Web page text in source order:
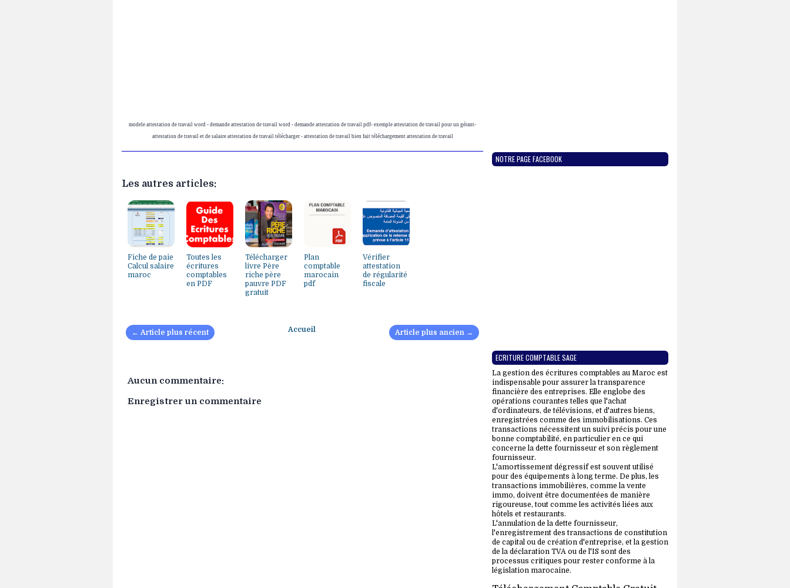
modele attestation de travail word - demande attestation de travail word - demande attestation de travail pdf- exemple attestation de travail pour un gérant-
attestation de travail et de salaire attestation de travail télécharger - attestation de travail bien fait téléchargement attestation de travail
Les autres articles:
Fiche de paie
Calcul salaire
maroc
Toutes les
écritures
comptables
en PDF
Télécharger
livre Père
riche père
pauvre PDF
gratuit
Plan
comptable
marocain
pdf
Vérifier
attestation
de régularité
fiscale
← Article plus récent Article plus ancien →
Accueil
Aucun commentaire:
Enregistrer un commentaire
NOTRE PAGE FACEBOOK
ECRITURE COMPTABLE SAGE
La gestion des écritures comptables au Maroc est
indispensable pour assurer la transparence
financière des entreprises. Elle englobe des
opérations courantes telles que l'achat
d'ordinateurs, de télévisions, et d'autres biens,
enregistrées comme des immobilisations. Ces
transactions nécessitent un suivi précis pour une
bonne comptabilité, en particulier en ce qui
concerne la dette fournisseur et son règlement
fournisseur.
L'amortissement dégressif est souvent utilisé
pour des équipements à long terme. De plus, les
transactions immobilières, comme la vente
immo, doivent être documentées de manière
rigoureuse, tout comme les activités liées aux
hôtels et restaurants.
L'annulation de la dette fournisseur,
l'enregistrement des transactions de constitution
de capital ou de création d'entreprise, et la gestion
de la déclaration TVA ou de l'IS sont des
processus critiques pour rester conforme à la
législation marocaine.